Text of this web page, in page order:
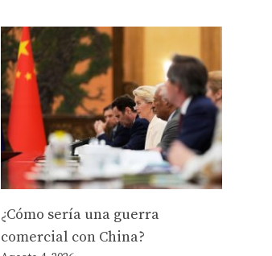
¿Cómo sería una guerra
comercial con China?